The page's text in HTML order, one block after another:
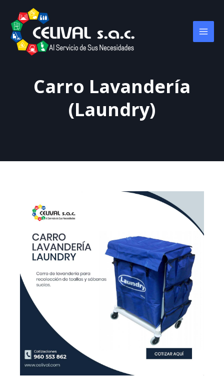
Carro Lavandería
(Laundry)